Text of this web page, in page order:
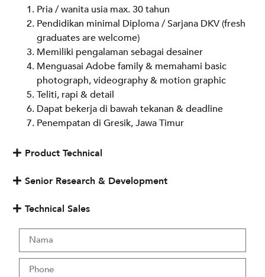
Pria / wanita usia max. 30 tahun
Pendidikan minimal Diploma / Sarjana DKV (fresh
graduates are welcome)
Memiliki pengalaman sebagai desainer
Menguasai Adobe family & memahami basic
photograph, videography & motion graphic
Teliti, rapi & detail
Dapat bekerja di bawah tekanan & deadline
Penempatan di Gresik, Jawa Timur
Product Technical
Senior Research & Development
Technical Sales